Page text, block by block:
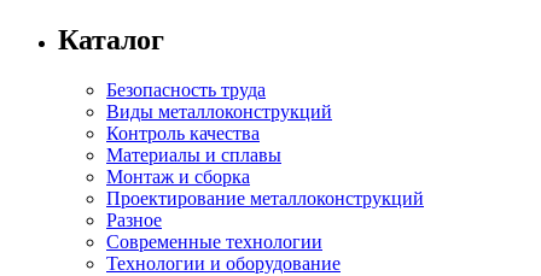
Каталог
Безопасность труда
Виды металлоконструкций
Контроль качества
Материалы и сплавы
Монтаж и сборка
Проектирование металлоконструкций
Разное
Современные технологии
Технологии и оборудование